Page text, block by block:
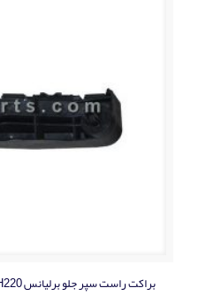
براکت راست سپر جلو برلیانس Brilliance H220